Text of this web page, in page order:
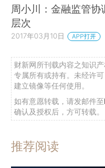
周小川：金融监管
层次
2017年03月10日 APP打开
财新网所刊载内容之知识
专属所有或持有。未经许
建立镜像等任何使用。
如有意愿转载，请发邮件至
确认及授权后，方可转载。
推荐阅读